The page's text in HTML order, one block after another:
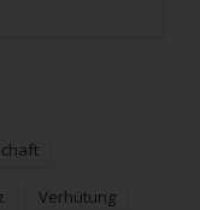
Verhütung